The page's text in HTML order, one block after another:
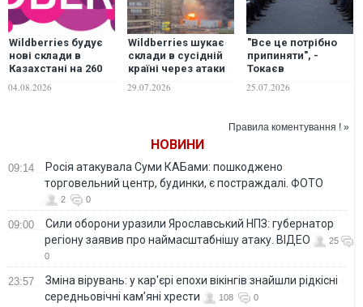
Wildberries будує
нові склади в
Казахстані на 260
метрів
04.08.2026
Wildberries шукає
склади в сусідній
країні через атаки
29.07.2026
"Все це потрібно
припиняти", -
Токаєв
Путіну заморозити
25.07.2026
Правила коментування ! »
НОВИНИ
09:14
Росія атакувала Суми КАБами: пошкоджено
торговельний центр, будинки, є постраждалі. ФОТО
2 0
09:00
Сили оборони уразили Ярославський НПЗ: губернатор
регіону заявив про наймасштабнішу атаку. ВІДЕО
25
0
23:57
Зміна вірувань: у кар'єрі епохи вікінгів знайшли рідкісні
середньовічні кам’яні хрести
108 0